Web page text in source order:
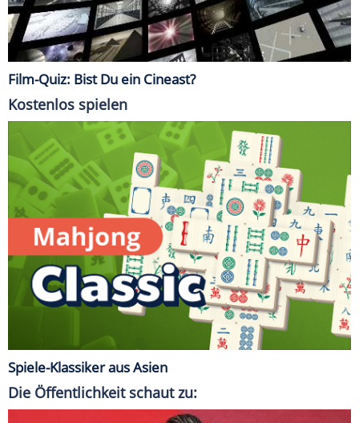
Film-Quiz: Bist Du ein Cineast?
Kostenlos spielen
Spiele-Klassiker aus Asien
Die Öffentlichkeit schaut zu: